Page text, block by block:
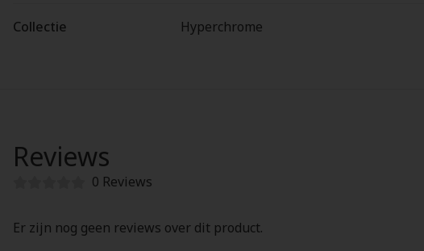
Collectie Hyperchrome
Reviews
0 Reviews
Er zijn nog geen reviews over dit product.